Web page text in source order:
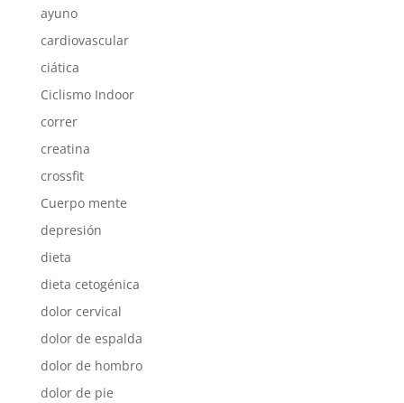
ayuno
cardiovascular
ciática
Ciclismo Indoor
correr
creatina
crossfit
Cuerpo mente
depresión
dieta
dieta cetogénica
dolor cervical
dolor de espalda
dolor de hombro
dolor de pie